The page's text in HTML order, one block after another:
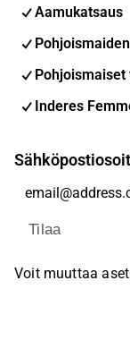
Aamukatsaus
Inderes
Tilaa
Voit muuttaa